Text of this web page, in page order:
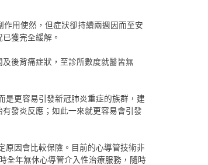
用使然，但症狀卻持續兩週因而至安
獲完全緩解。
後背痛症狀，至診所數度就醫皆無
是更容易引發新冠肺炎重症的族群，建
發炎反應；如此一來就更容易會引發
原因會比較保險。目前的心導管技術非
全年無休心導管介入性治療服務，隨時